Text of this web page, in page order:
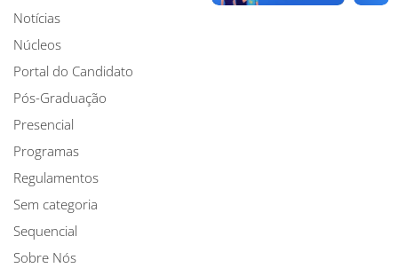
Notícias
Núcleos
Portal do Candidato
Pós-Graduação
Presencial
Programas
Regulamentos
Sem categoria
Sequencial
Sobre Nós